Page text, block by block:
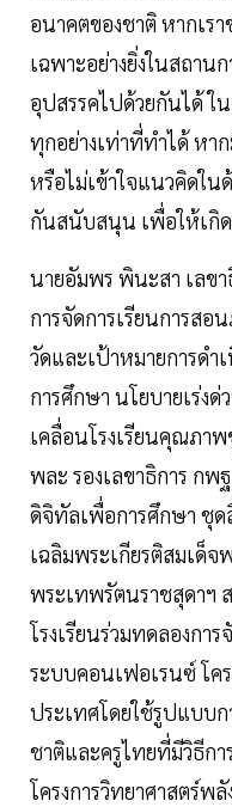
อนาคตของชาติ หากเร
เฉพาะอย่างยิ่งในสถาน
อุปสรรคไปด้วยกันได้ ใ
ทุกอย่างเท่าที่ทำได้ หา
หรือไม่เข้าใจแนวคิดใน
กันสนับสนุน เพื่อให้เกิ
นายอัมพร พินะสา เลข
การจัดการเรียนการสอ
วัดและเป้าหมายการด
การศึกษา นโยบายเร่ง
เคลื่อนโรงเรียนคุณภา
พละ รองเลขาธิการ กพ
ดิจิทัลเพื่อการศึกษา ชุ
เฉลิมพระเกียรติสมเด็จ
พระเทพรัตนราชสุดาฯ
โรงเรียนร่วมทดลองกา
ระบบคอนเฟอเรนซ์ โค
ประเทศโดยใช้รูปแบบก
ชาติและครูไทยที่มีวิธีก
โครงการวิทยาศาสตร์พ